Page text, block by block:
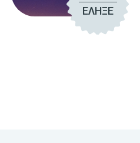
ΕΛΗΞΕ